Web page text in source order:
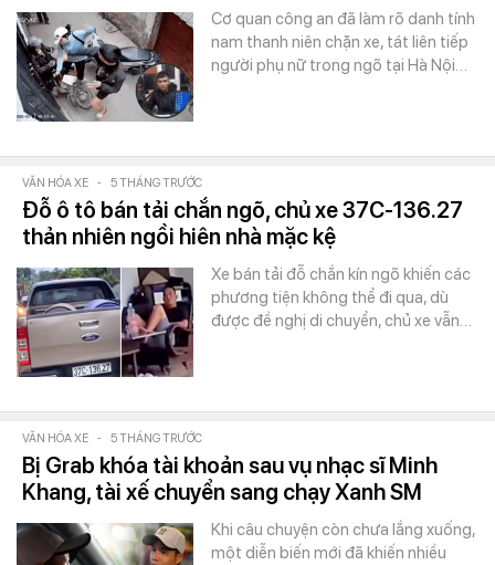
Cơ quan công an đã làm rõ danh tính
nam thanh niên chặn xe, tát liên tiếp
người phụ nữ trong ngõ tại Hà Nội…
VĂN HÓA XE - 5 THÁNG TRƯỚC
Đỗ ô tô bán tải chắn ngõ, chủ xe 37C-136.27
thản nhiên ngồi hiên nhà mặc kệ
Xe bán tải đỗ chắn kín ngõ khiến các
phương tiện không thể đi qua, dù
được đề nghị di chuyển, chủ xe vẫn…
VĂN HÓA XE - 5 THÁNG TRƯỚC
Bị Grab khóa tài khoản sau vụ nhạc sĩ Minh
Khang, tài xế chuyển sang chạy Xanh SM
Khi câu chuyện còn chưa lắng xuống,
một diễn biến mới đã khiến nhiều